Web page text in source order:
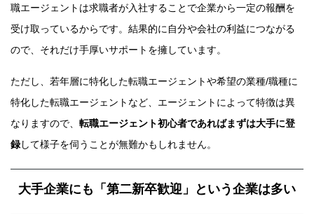
職エージェントは求職者が入社することで企業から一定の報酬を
受け取っているからです。結果的に自分や会社の利益につながる
ので、それだけ手厚いサポートを擁しています。
ただし、若年層に特化した転職エージェントや希望の業種/職種に
特化した転職エージェントなど、エージェントによって特徴は異
なりますので、 転職エージェント初心者であればまずは大手に登
録して様子を伺うことが無難かもしれません。
大手企業にも「第二新卒歓迎」という企業は多い